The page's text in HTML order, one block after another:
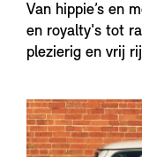
Van hippie’s en
en royalty's tot
plezierig en vrij